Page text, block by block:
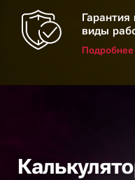
Гарантия
виды
Подробнее